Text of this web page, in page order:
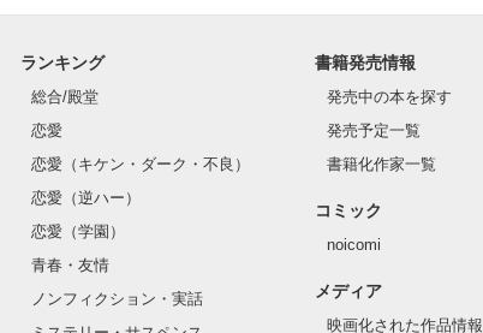
ランキング
総合/殿堂
恋愛
恋愛（キケン・ダーク・不良）
恋愛（逆ハー）
恋愛（学園）
青春・友情
ノンフィクション・実話
書籍発売情報
発売中の本を探す
発売予定一覧
書籍化作家一覧
コミック
noicomi
メディア
映画化された作品情報